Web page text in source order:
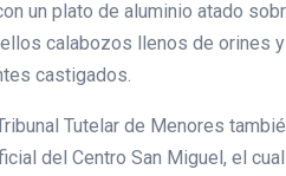
un plato de aluminio atado
calabozos llenos de orines
castigados.
Tutelar de Menores
del Centro San Miguel, el